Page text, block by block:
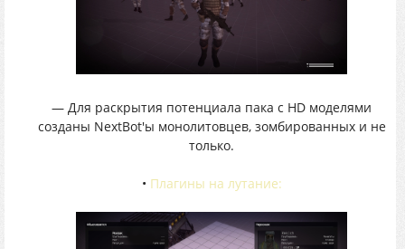
— Для раскрытия потенциала пака с HD моделями
созданы NextBot'ы монолитовцев, зомбированных и не
только.
• Плагины на лутание: